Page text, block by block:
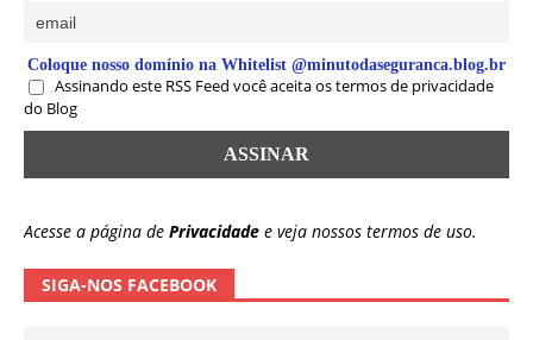
Coloque nosso domínio na Whitelist @minutodaseguranca.blog.br
Assinando este RSS Feed você aceita os termos de privacidade
do Blog
Acesse a página de Privacidade e veja nossos termos de uso.
SIGA-NOS FACEBOOK